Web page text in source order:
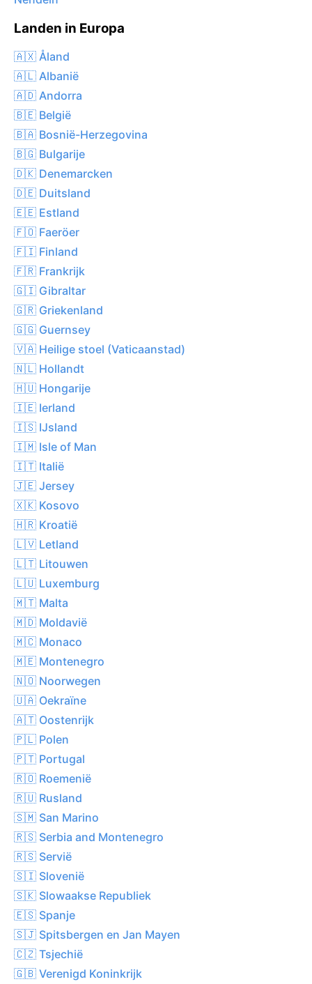
Landen in Europa
🇦🇽 Åland
🇦🇱 Albanië
🇦🇩 Andorra
🇧🇪 België
🇧🇦 Bosnië-Herzegovina
🇧🇬 Bulgarije
🇩🇰 Denemarcken
🇩🇪 Duitsland
🇪🇪 Estland
🇫🇴 Faeröer
🇫🇮 Finland
🇫🇷 Frankrijk
🇬🇮 Gibraltar
🇬🇷 Griekenland
🇬🇬 Guernsey
🇻🇦 Heilige stoel (Vaticaanstad)
🇳🇱 Hollandt
🇭🇺 Hongarije
🇮🇪 Ierland
🇮🇸 IJsland
🇮🇲 Isle of Man
🇮🇹 Italië
🇯🇪 Jersey
🇽🇰 Kosovo
🇭🇷 Kroatië
🇱🇻 Letland
🇱🇹 Litouwen
🇱🇺 Luxemburg
🇲🇹 Malta
🇲🇩 Moldavië
🇲🇨 Monaco
🇲🇪 Montenegro
🇳🇴 Noorwegen
🇺🇦 Oekraïne
🇦🇹 Oostenrijk
🇵🇱 Polen
🇵🇹 Portugal
🇷🇴 Roemenië
🇷🇺 Rusland
🇸🇲 San Marino
🇷🇸 Serbia and Montenegro
🇷🇸 Servië
🇸🇮 Slovenië
🇸🇰 Slowaakse Republiek
🇪🇸 Spanje
🇸🇯 Spitsbergen en Jan Mayen
🇨🇿 Tsjechië
🇬🇧 Verenigd Koninkrijk